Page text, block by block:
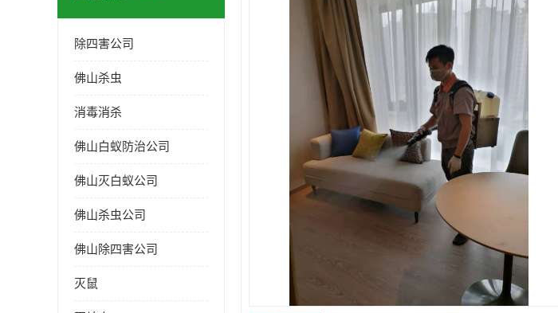
除四害公司
佛山杀虫
消毒消杀
佛山白蚁防治公司
佛山灭白蚁公司
佛山杀虫公司
佛山除四害公司
灭鼠